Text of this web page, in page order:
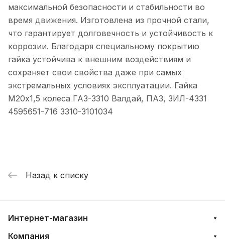
максимальной безопасности и стабильности во
время движения. Изготовлена из прочной стали,
что гарантирует долговечность и устойчивость к
коррозии. Благодаря специальному покрытию
гайка устойчива к внешним воздействиям и
сохраняет свои свойства даже при самых
экстремальных условиях эксплуатации. Гайка
М20х1,5 колеса ГАЗ-3310 Валдай, ПАЗ, ЗИЛ-4331
4595651-716 3310-3101034
Назад к списку
Интернет-магазин
Компания